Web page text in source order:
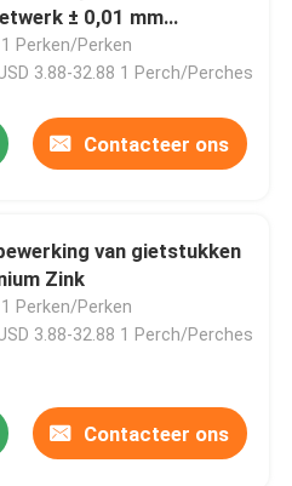
± 0,01 mm
1 Perken/Perken
3.88-32.88 1 Perch/Perches
Contacteer ons
van gietstukken
Zink
1 Perken/Perken
3.88-32.88 1 Perch/Perches
Contacteer ons